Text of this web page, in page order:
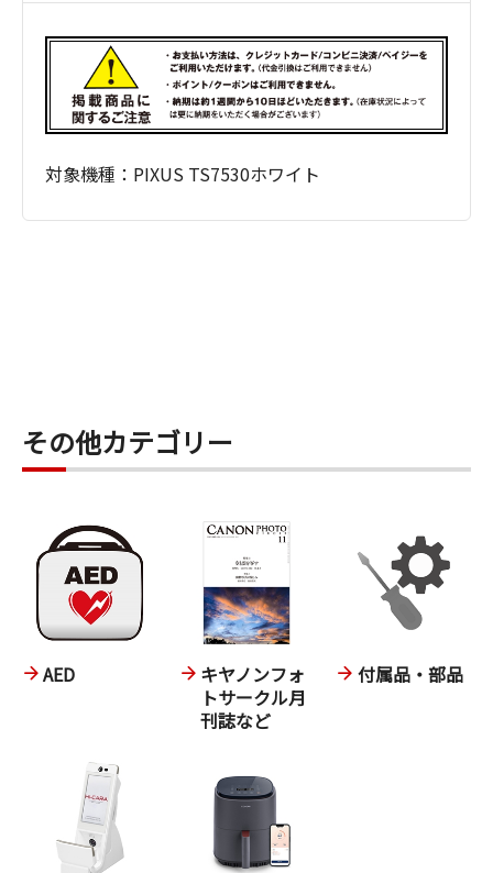
対象機種：PIXUS TS7530ホワイト
その他カテゴリー
AED
キヤノンフォ
トサークル月
刊誌など
付属品・部品